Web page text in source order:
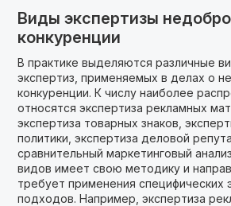
Виды экспертизы
конкуренции
В практике выделяются различные
экспертиз, применяемых в делах о
конкуренции. К числу наиболее
относятся экспертиза рекламных
экспертиза товарных знаков,
политики, экспертиза деловой
сравнительный маркетинговый
видов имеет свою методику и
требует применения специфических
подходов. Например, экспертиза